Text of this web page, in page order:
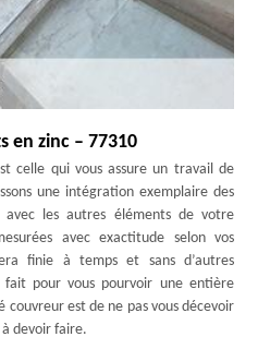
en zinc – 77310
celle qui vous assure un travail de
une intégration exemplaire des
les autres éléments de votre
avec exactitude selon vos
finie à temps et sans d’autres
pour vous pourvoir une entière
est de ne pas vous décevoir
devoir faire.